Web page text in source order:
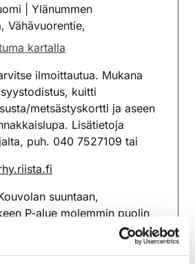
| Ylänummen
Vähävuorentie,
kartalla
välilehteen)
ilmoittautua. Mukana
kuitti
metsästyskortti ja aseen
Lisätietoja
puh. 040 7527109 tai
suuntaan,
P-alue molemmin puolin
oikealle Urontie (viitta